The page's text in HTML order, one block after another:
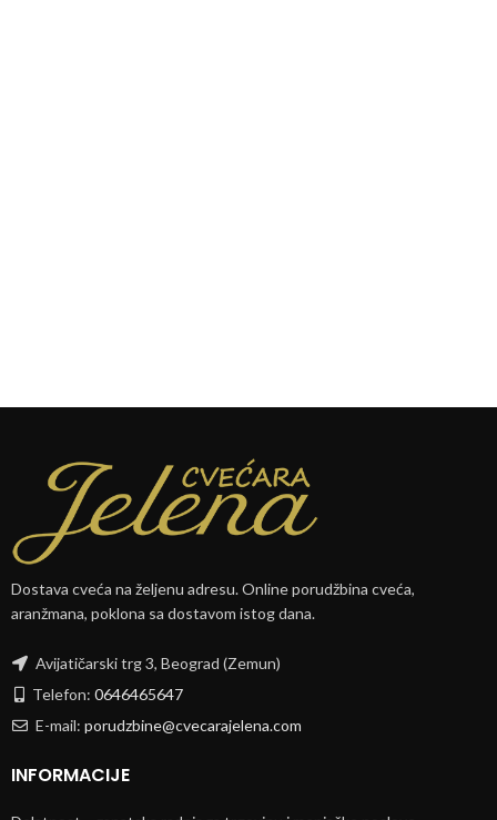
Dostava cveća na željenu adresu. Online porudžbina cveća,
aranžmana, poklona sa dostavom istog dana.
Avijatičarski trg 3, Beograd (Zemun)
Telefon: 0646465647
E-mail: porudzbine@cvecarajelena.com
INFORMACIJE